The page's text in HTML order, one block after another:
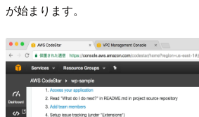
が始まります。